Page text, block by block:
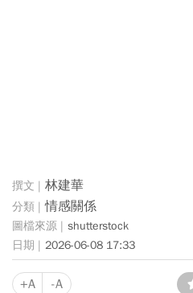
林建華
情感關係
shutterstock
2026-06-08 17:33
+A -A